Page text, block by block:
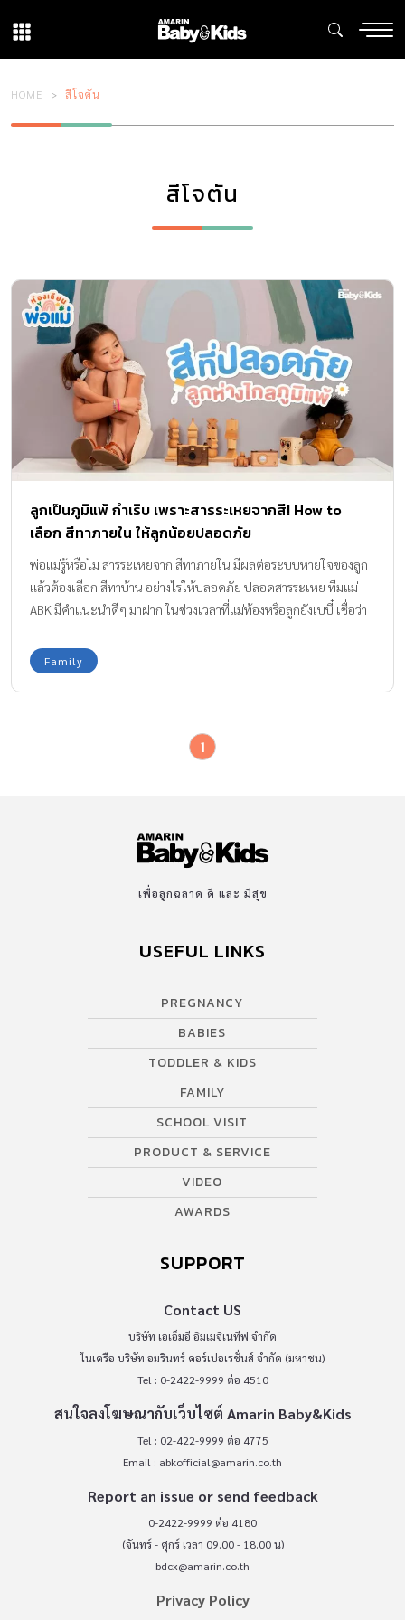
HOME สีโจตัน
สีโจตัน
ลูกเป็นภูมิแพ้ กำเริบ เพราะสารระเหยจากสี! How to
เลือก สีทาภายใน ให้ลูกน้อยปลอดภัย
พ่อแม่รู้หรือไม่ สารระเหยจาก สีทาภายใน มีผลต่อระบบหายใจของลูก
แล้วต้องเลือก สีทาบ้าน อย่างไรให้ปลอดภัย ปลอดสารระเหย ทีมแม่
ABK มีคำแนะนำดีๆ มาฝาก ในช่วงเวลาที่แม่ท้องหรือลูกยังเบบี๋ เชื่อว่า
ของลูก ของที่เลือกใช้กับลูก สิ่งที่จะอยู่รายล้อมลูก ไม่มีคำว่า “แค่” แต่
ทุกสิ่งสำหรับลูกเป็นเรื่องใหญ่เสมอ เพราะอากาศที่ดี มีผลกับภาวะ
ขั้นตอนในการเตรียมห้องสำหรับลูกน้อยจึงมีความสำคัญไม่แพ้เรื่อ
ภายใน เหมาะกับการใช้ภายในบ้านสำหรับครอบครัวมาแนะนำ How
to เลือก สีทาภายใน ใช้สีทาบ้านให้ปลอดภัย ลูกห่างไกลภูมิแพ้ สีทา
เฉดสีน้ำทาภายใน Majestic Sense เกรดพรีเมี่ยม ที่มาพร้อม […]
Family
1
เพื่อลูกฉลาด ดี และ มีสุข
USEFUL LINKS
PREGNANCY
BABIES
TODDLER & KIDS
FAMILY
SCHOOL VISIT
PRODUCT & SERVICE
VIDEO
AWARDS
SUPPORT
Contact US
บริษัท เอเอ็มอี อิมเมจิเนทีฟ จำกัด
ในเครือ บริษัท อมรินทร์ คอร์เปอเรชั่นส์ จำกัด (มหาชน)
Tel : 0-2422-9999 ต่อ 4510
สนใจลงโฆษณากับเว็บไซต์ Amarin Baby&Kids
Tel : 02-422-9999 ต่อ 4775
Email : abkofficial@amarin.co.th
Report an issue or send feedback
0-2422-9999 ต่อ 4180
(จันทร์ - ศุกร์ เวลา 09.00 - 18.00 น)
bdcx@amarin.co.th
Privacy Policy